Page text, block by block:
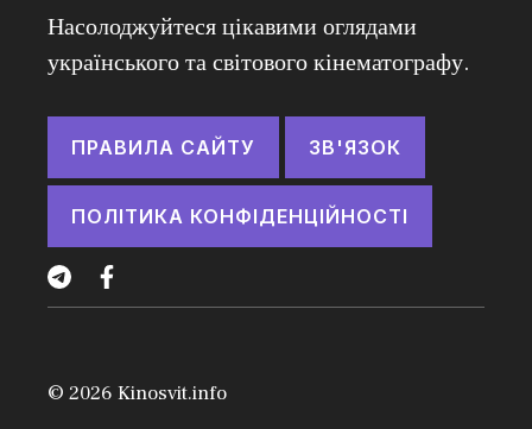
Насолоджуйтеся цікавими оглядами
українського та світового кінематографу.
ПРАВИЛА САЙТУ ЗВ'ЯЗОК
ПОЛІТИКА КОНФІДЕНЦІЙНОСТІ
© 2026 Kinosvit.info